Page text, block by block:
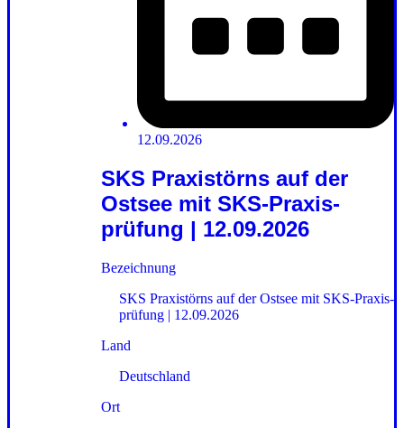
12.09.2026
SKS Praxistörns auf der
Ostsee mit SKS-Praxis­
prüfung | 12.09.2026
Bezeichnung
SKS Praxistörns auf der Ostsee mit SKS-Praxis­
prüfung | 12.09.2026
Land
Deutschland
Ort